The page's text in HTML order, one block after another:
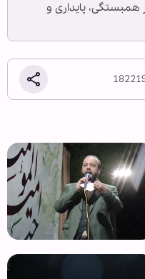
همبستگی، پایداری و